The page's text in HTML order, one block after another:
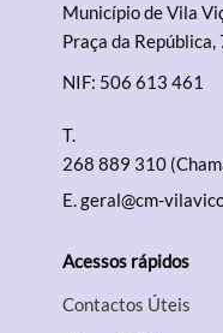
Município de Vila
Praça da
NIF: 506 613 461
T.
268 889 310
E.geral@cm-
Acessos rápidos
Contactos Úteis